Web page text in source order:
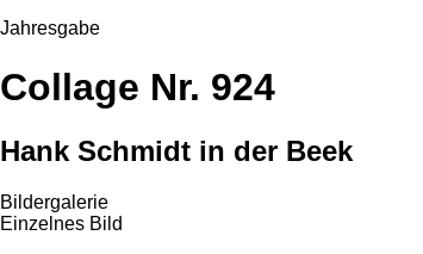
Jahresgabe
Collage Nr. 924
Hank Schmidt in der Beek
Bildergalerie
Einzelnes Bild